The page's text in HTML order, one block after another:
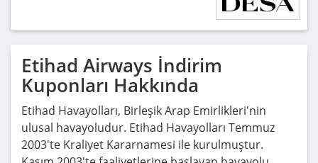
Etihad Airways İndirim
Kuponları Hakkında
Etihad Havayolları, Birleşik Arap Emirlikleri'nin
ulusal havayoludur. Etihad Havayolları Temmuz
2003'te Kraliyet Kararnamesi ile kurulmuştur.